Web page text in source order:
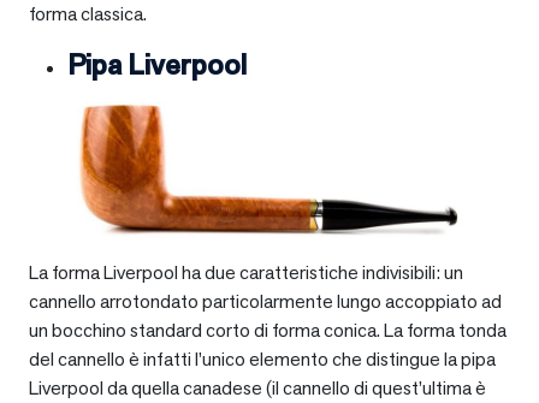
forma classica.
Pipa Liverpool
La forma Liverpool ha due caratteristiche indivisibili: un
cannello arrotondato particolarmente lungo accoppiato ad
un bocchino standard corto di forma conica. La forma tonda
del cannello è infatti l’unico elemento che distingue la pipa
Liverpool da quella canadese (il cannello di quest’ultima è